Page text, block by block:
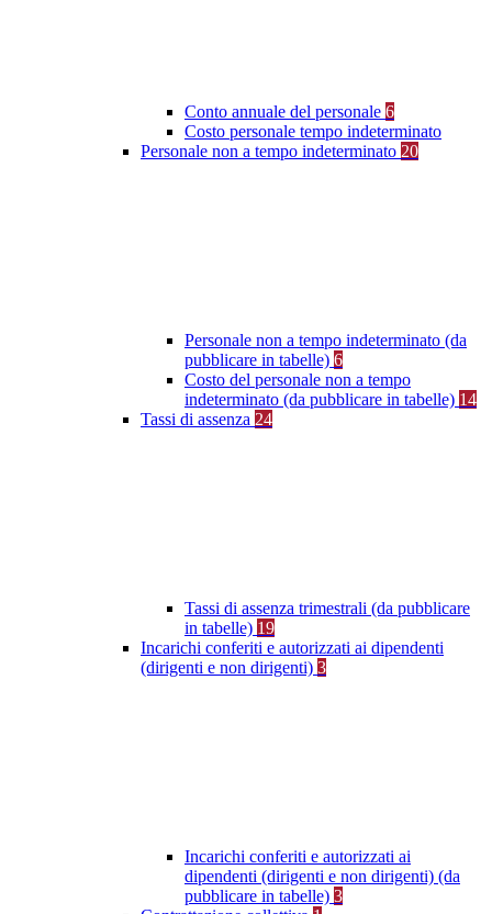
Conto annuale del personale 6
Costo personale tempo indeterminato
Personale non a tempo indeterminato 20
Personale non a tempo indeterminato (da
pubblicare in tabelle) 6
Costo del personale non a tempo
indeterminato (da pubblicare in tabelle) 14
Tassi di assenza 24
Tassi di assenza trimestrali (da pubblicare
in tabelle) 19
Incarichi conferiti e autorizzati ai dipendenti
(dirigenti e non dirigenti) 3
Incarichi conferiti e autorizzati ai
dipendenti (dirigenti e non dirigenti) (da
pubblicare in tabelle) 3